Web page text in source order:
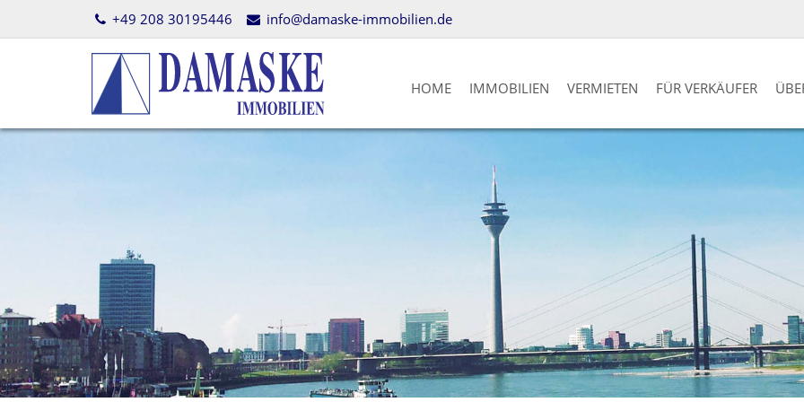
+49 208 30195446 info@damaske-immobilien.de
HOME IMMOBILIEN VERMIETEN FÜR VERKÄUFER